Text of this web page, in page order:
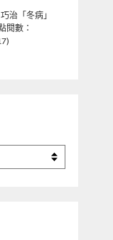
治「冬病」
閱數：